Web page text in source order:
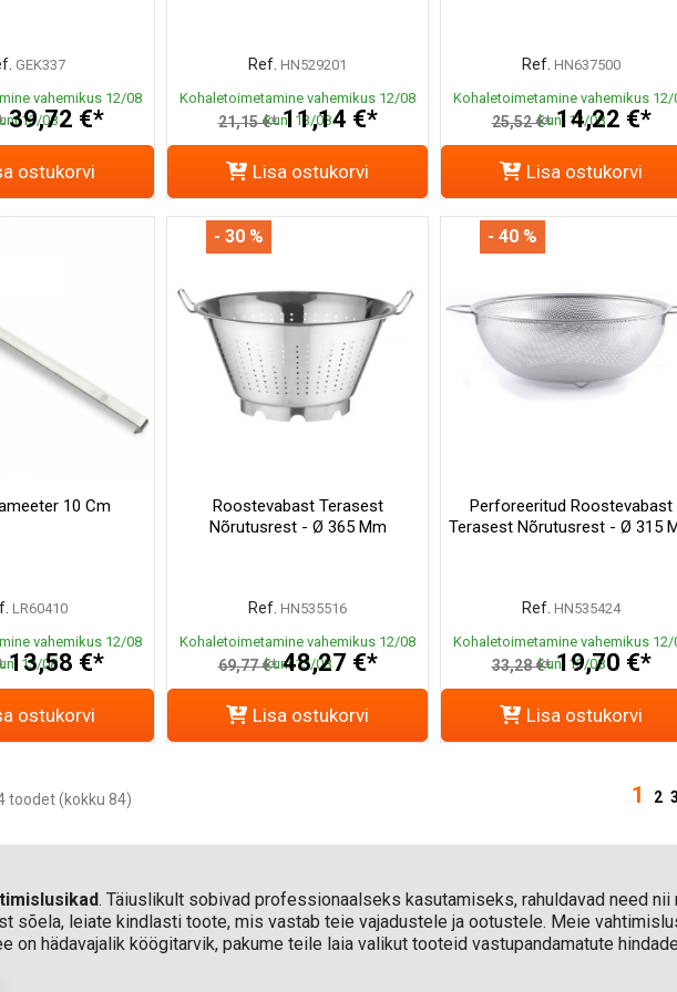
GEK337
vahemikus 12/08
13/08
39,72 €*
ostukorvi
Ref. HN529201
Kohaletoimetamine vahemikus 12/08
kuni 13/08
21,15 €* 11,14 €*
Lisa ostukorvi
Ref. HN637500
Kohaletoimetamine vahemikus 12/
kuni 13/08
25,52 €* 14,22 €*
Lisa ostukorvi
10 Cm
LR60410
vahemikus 12/08
13/08
13,58 €*
ostukorvi
Roostevabast Terasest
Nõrutusrest - Ø 365 Mm
Ref. HN535516
Kohaletoimetamine vahemikus 12/08
kuni 13/08
69,77 €* 48,27 €*
- 30 %
Lisa ostukorvi
Perforeeritud Roostevabast
Terasest Nõrutusrest - Ø 315
Ref. HN535424
Kohaletoimetamine vahemikus 12/
kuni 13/08
33,28 €* 19,70 €*
- 40 %
Lisa ostukorvi
toodet (kokku 84) 1 2 3
. Täiuslikult sobivad professionaalseks kasutamiseks, rahuldavad need nii
leiate kindlasti toote, mis vastab teie vajadustele ja ootustele. Meie
hädavajalik köögitarvik, pakume teile laia valikut tooteid vastupandamatute